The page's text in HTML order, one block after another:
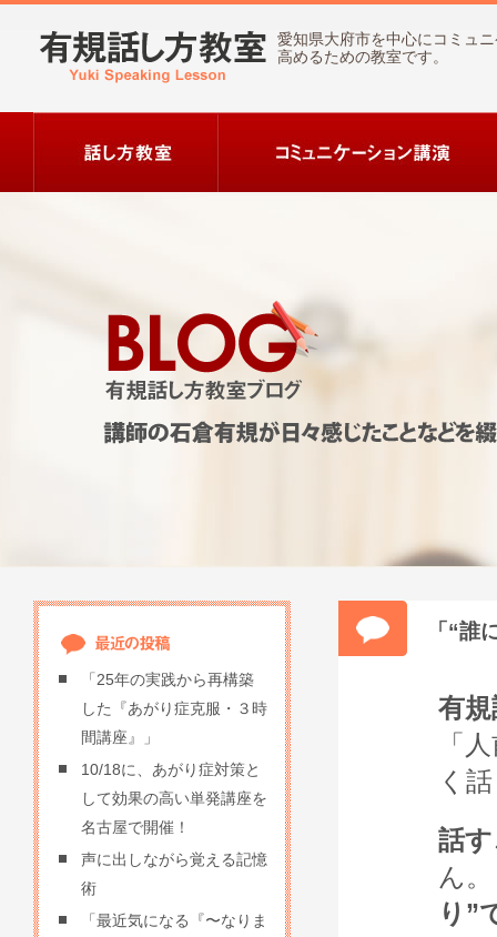
愛知県大府市を中心にコミュ
高めるための教室です。
「“誰
有
「
く
話
ん
り”
「25年の実践から再構築
した『あがり症克服・３時
間講座』」
10/18に、あがり症対策と
して効果の高い単発講座を
名古屋で開催！
声に出しながら覚える記憶
術
「最近気になる『〜なりま